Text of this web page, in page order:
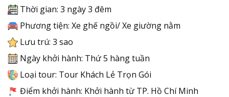
Thời gian: 3 ngày 3 đêm
Phương tiện: Xe ghế ngồi/ Xe giường nằm
Lưu trú: 3 sao
Ngày khởi hành: Thứ 5 hàng tuần
Loại tour: Tour Khách Lẻ Trọn Gói
Điểm khởi hành: Khởi hành từ TP. Hồ Chí Minh